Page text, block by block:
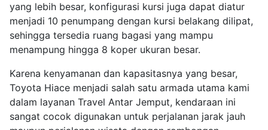
yang lebih besar, konfigurasi kursi juga dapat diatur
menjadi 10 penumpang dengan kursi belakang dilipat,
sehingga tersedia ruang bagasi yang mampu
menampung hingga 8 koper ukuran besar.
Karena kenyamanan dan kapasitasnya yang besar,
Toyota Hiace menjadi salah satu armada utama kami
dalam layanan Travel Antar Jemput, kendaraan ini
sangat cocok digunakan untuk perjalanan jarak jauh